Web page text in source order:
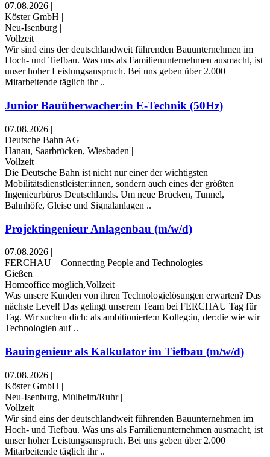
07.08.2026 |
Köster GmbH |
Neu-Isenburg |
Vollzeit
Wir sind eins der deutschlandweit führenden Bauunternehmen im
Hoch- und Tiefbau. Was uns als Familienunternehmen ausmacht, ist
unser hoher Leistungsanspruch. Bei uns geben über 2.000
Mitarbeitende täglich ihr ..
Junior Bauüberwacher:in E-Technik (50Hz)
07.08.2026 |
Deutsche Bahn AG |
Hanau, Saarbrücken, Wiesbaden |
Vollzeit
Die Deutsche Bahn ist nicht nur einer der wichtigsten
Mobilitätsdienstleister:innen, sondern auch eines der größten
Ingenieurbüros Deutschlands. Um neue Brücken, Tunnel,
Bahnhöfe, Gleise und Signalanlagen ..
Projektingenieur Anlagenbau (m/w/d)
07.08.2026 |
FERCHAU – Connecting People and Technologies |
Gießen |
Homeoffice möglich,Vollzeit
Was unsere Kunden von ihren Technologielösungen erwarten? Das
nächste Level! Das gelingt unserem Team bei FERCHAU Tag für
Tag. Wir suchen dich: als ambitionierte:n Kolleg:in, der:die wie wir
Technologien auf ..
Bauingenieur als Kalkulator im Tiefbau (m/w/d)
07.08.2026 |
Köster GmbH |
Neu-Isenburg, Mülheim/Ruhr |
Vollzeit
Wir sind eins der deutschlandweit führenden Bauunternehmen im
Hoch- und Tiefbau. Was uns als Familienunternehmen ausmacht, ist
unser hoher Leistungsanspruch. Bei uns geben über 2.000
Mitarbeitende täglich ihr ..